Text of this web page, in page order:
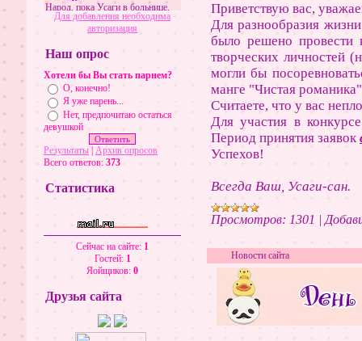
Для добавления необходима
авторизация
Наш опрос
Хотели бы Вы стать парнем?
О, конечно!
Я уже парень...
Нет, предпочитаю остаться
девушкой
Результаты | Архив опросов
Всего ответов: 373
Статистика
Сейчас на сайте: 1
Гостей: 1
Яойщиков: 0
Друзья сайта
Приветствую вас,
Для разнообразия
было решено провести
творческих личностей
могли бы
манге "Чистая
Считаете, что у вас
Для участия в
Период принятия заявок
Успехов!
Всегда Ваш, Усаги-сан.
Просмотров: 1301 |
Новости сайта